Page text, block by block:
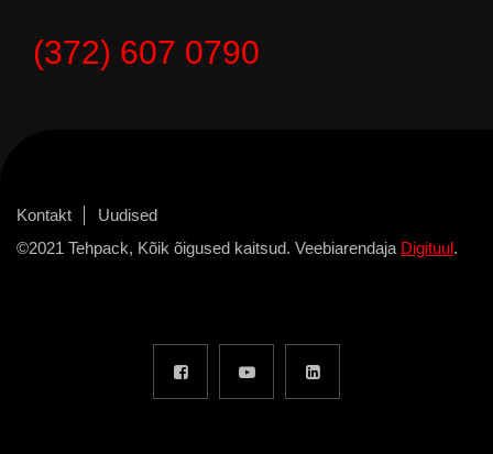
(372) 607 0790
Kontakt
Uudised
©2021 Tehpack, Kõik õigused kaitsud. Veebiarendaja Digituul.